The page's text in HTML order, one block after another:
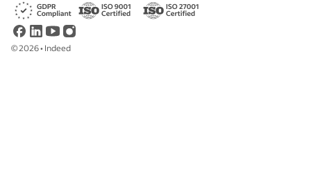
©2026• Indeed